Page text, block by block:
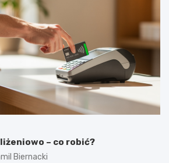
– co robić?
Biernacki